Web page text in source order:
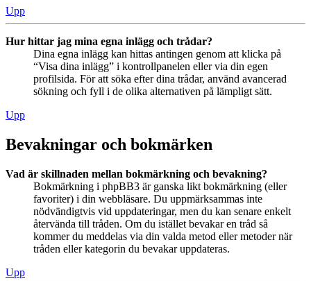
Upp
Hur hittar jag mina egna inlägg och trådar?
Dina egna inlägg kan hittas antingen genom att klicka på
“Visa dina inlägg” i kontrollpanelen eller via din egen
profilsida. För att söka efter dina trådar, använd avancerad
sökning och fyll i de olika alternativen på lämpligt sätt.
Upp
Bevakningar och bokmärken
Vad är skillnaden mellan bokmärkning och bevakning?
Bokmärkning i phpBB3 är ganska likt bokmärkning (eller
favoriter) i din webbläsare. Du uppmärksammas inte
nödvändigtvis vid uppdateringar, men du kan senare enkelt
återvända till tråden. Om du istället bevakar en tråd så
kommer du meddelas via din valda metod eller metoder när
tråden eller kategorin du bevakar uppdateras.
Upp